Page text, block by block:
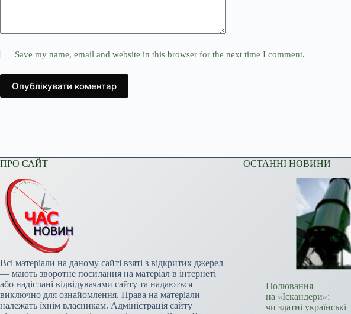
Save my name, email and website in this browser for the next time I comment.
Опублікувати коментар
ПРО САЙТ
Всі матеріали на даному сайті взяті з відкритих джерел
— мають зворотне посилання на матеріал в інтернеті
або надіслані відвідувачами сайту та надаються
виключно для ознайомлення. Права на матеріали
належать їхнім власникам. Адміністрація сайту
ОСТАННІ НОВИНИ
Полювання
на «Іскандери»:
чи здатні українські